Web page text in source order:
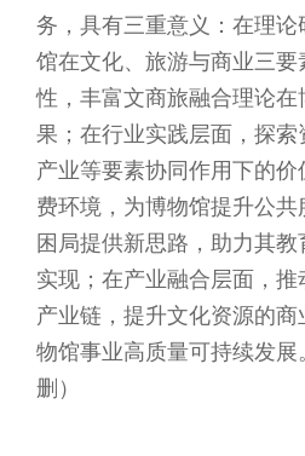
务，具有三重意义：在理
馆在文化、旅游与商业三
性，丰富文商旅融合理论
果；在行业实践层面，探索
产业等要素协同作用下的
费环境，为博物馆提升公
困局提供新思路，助力其
实现；在产业融合层面，
产业链，提升文化资源的
物馆事业高质量可持续发
删）